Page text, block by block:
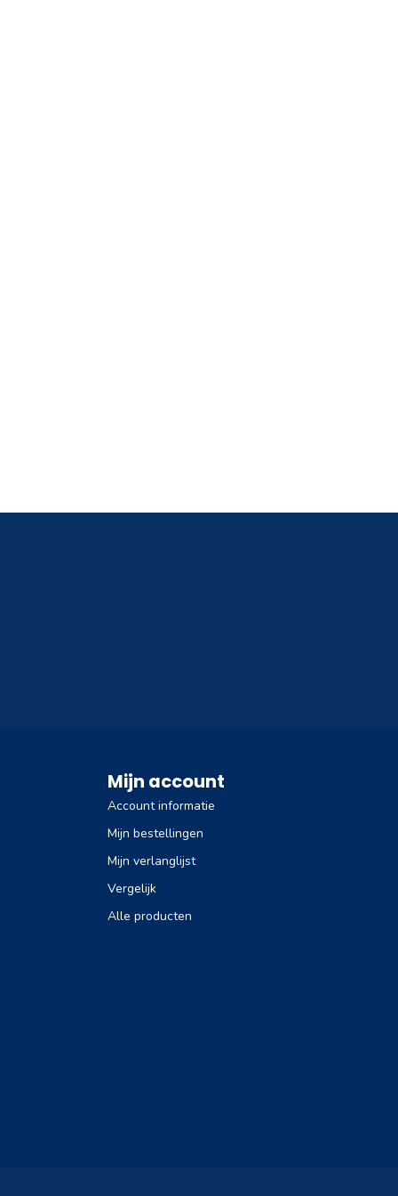
Mijn account
Account informatie
Mijn bestellingen
Mijn verlanglijst
Vergelijk
Alle producten